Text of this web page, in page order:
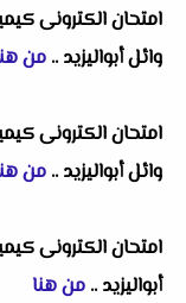
امتحان الكترونى
وائل أبواليزيد.. من
امتحان الكترونى
وائل أبواليزيد.. من
امتحان الكترونى
أبواليزيد.. من هنا